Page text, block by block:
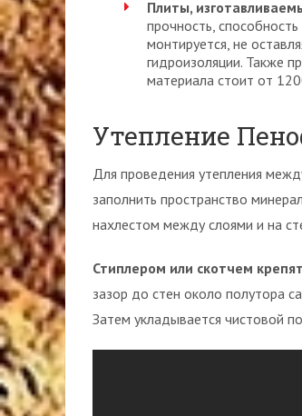
Плиты,
прочность,
монтируется, не
гидроизоляции. Также
материала стоит от
Утепление
Для проведения утепления
заполнить пространство
нахлестом между слоями и на
Стиплером или скотчем
зазор до стен около полутора
Затем укладывается чистовой